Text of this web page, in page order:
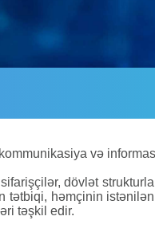
və
dövlət
tətbiqi, həmçinin
təşkil edir.